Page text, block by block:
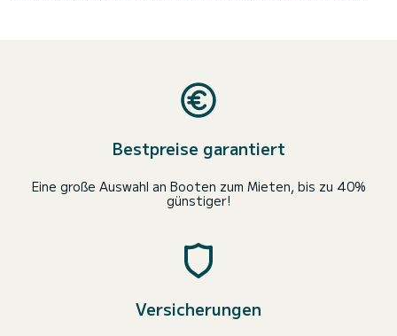
Bestpreise garantiert
Eine große Auswahl an Booten zum Mieten, bis zu 40%
günstiger!
Versicherungen